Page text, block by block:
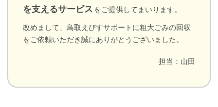
を支えるサービス をご提供してまいります。
改めまして、鳥取えびすサポートに粗大ごみの回収
をご依頼いただき誠にありがとうございました。
担当：山田